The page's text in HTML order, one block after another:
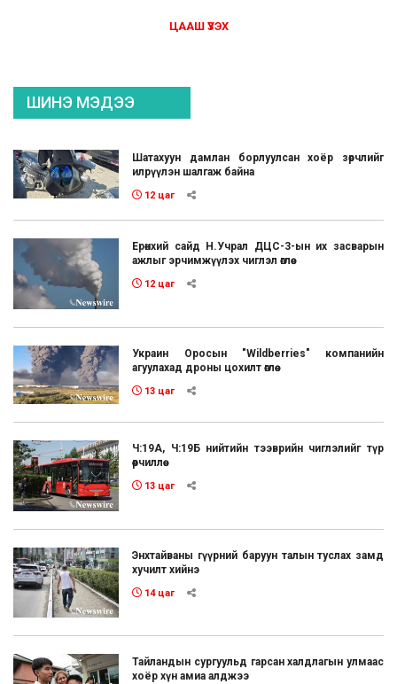
ЦААШ ҮЗЭХ
ШИНЭ МЭДЭЭ
Шатахуун дамлан борлуулсан хоёр зөрчлийг
илрүүлэн шалгаж байна
12 цаг
Ерөнхий сайд Н.Учрал ДЦС-3-ын их засварын
ажлыг эрчимжүүлэх чиглэл өглөө
12 цаг
Украин Оросын "Wildberries" компанийн
агуулахад дроны цохилт өглөө
13 цаг
Ч:19А, Ч:19Б нийтийн тээврийн чиглэлийг түр
өөрчиллөө
13 цаг
Энхтайваны гүүрний баруун талын туслах замд
хучилт хийнэ
14 цаг
Тайландын сургуульд гарсан халдлагын улмаас
хоёр хүн амиа алджээ